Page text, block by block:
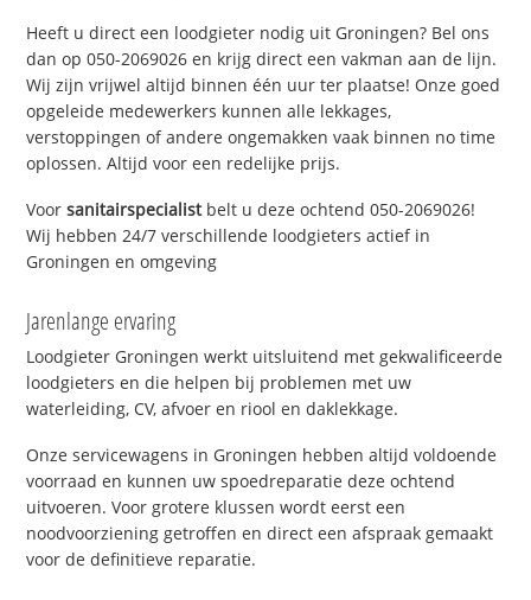
Heeft u direct een loodgieter nodig uit Groningen? Bel ons
dan op 050-2069026 en krijg direct een vakman aan de lijn.
Wij zijn vrijwel altijd binnen één uur ter plaatse! Onze goed
opgeleide medewerkers kunnen alle lekkages,
verstoppingen of andere ongemakken vaak binnen no time
oplossen. Altijd voor een redelijke prijs.
Voorsanitairspecialistbelt u deze ochtend 050-2069026!
Wij hebben 24/7 verschillende loodgieters actief in
Groningen en omgeving
Jarenlange ervaring
Loodgieter Groningen werkt uitsluitend met gekwalificeerde
loodgieters en die helpen bij problemen met uw
waterleiding, CV, afvoer en riool en daklekkage.
Onze servicewagens in Groningen hebben altijd voldoende
voorraad en kunnen uw spoedreparatie deze ochtend
uitvoeren. Voor grotere klussen wordt eerst een
noodvoorziening getroffen en direct een afspraak gemaakt
voor de definitieve reparatie.